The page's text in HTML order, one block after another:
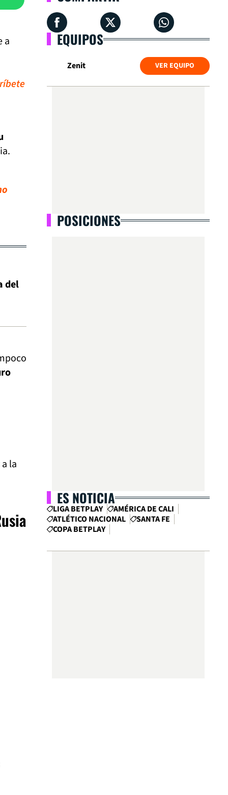
a
del
la
EQUIPOS
Zenit VER EQUIPO
POSICIONES
ES NOTICIA
LIGA BETPLAY
AMÉRICA DE CALI
ATLÉTICO NACIONAL
SANTA FE
COPA BETPLAY